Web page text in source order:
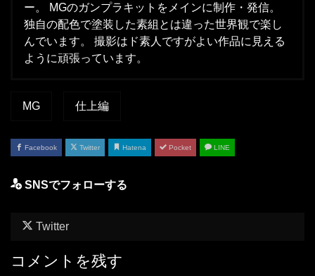
ー。 MGのガンプラキットをメインに制作・発信。
独自の配色で塗装した素組とは違った世界観で楽し
んでいます。 撮影はド素人ですがよい作品に見える
ように頑張っています。
MG 仕上編
Facebook Twitter Hatena Pocket LINE
SNSでフォローする
Twitter
コメントを残す